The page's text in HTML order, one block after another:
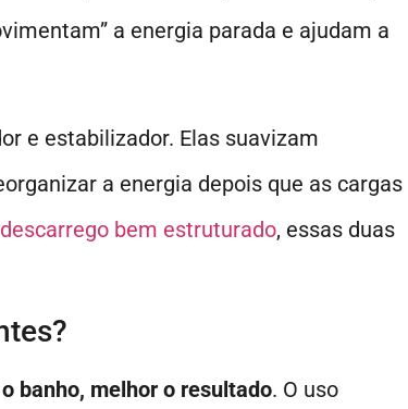
a energia parada e ajudam a
e estabilizador. Elas suavizam
a energia depois que as cargas
bem estruturado, essas duas
banho, melhor o resultado. O uso